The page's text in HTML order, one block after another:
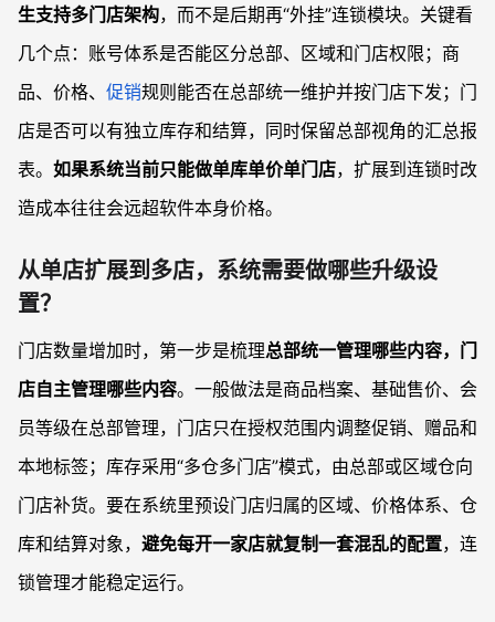
生支持多门店架构，而不是后期再“外挂”连锁模块。关键看
几个点：账号体系是否能区分总部、区域和门店权限；商
品、价格、 促销规则能否在总部统一维护并按门店下发；门
店是否可以有独立库存和结算，同时保留总部视角的汇总报
表。 如果系统当前只能做单库单价单门店，扩展到连锁时改
造成本往往会远超软件本身价格。
从单店扩展到多店，系统需要做哪些升级设
置？
门店数量增加时，第一步是梳理总部统一管理哪些内容，门
店自主管理哪些内容。一般做法是商品档案、基础售价、会
员等级在总部管理，门店只在授权范围内调整促销、赠品和
本地标签；库存采用“多仓多门店”模式，由总部或区域仓向
门店补货。要在系统里预设门店归属的区域、价格体系、仓
库和结算对象， 避免每开一家店就复制一套混乱的配置，连
锁管理才能稳定运行。